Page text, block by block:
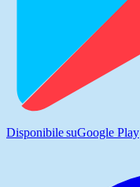
Disponibile suGoogle Play